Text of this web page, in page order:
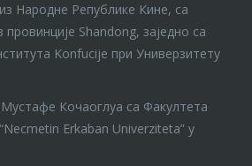
Народне Републике Кине, са
Shandong, заједно са
Konfucije при Универзитету
Кочаоглуа са Факултета
Erkaban Univerziteta” у